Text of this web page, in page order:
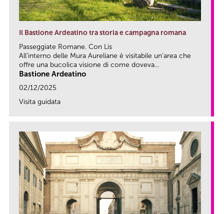
Il Bastione Ardeatino tra storia e campagna romana
Passeggiate Romane. Con Lis
All’interno delle Mura Aureliane è visitabile un’area che
offre una bucolica visione di come doveva...
Bastione Ardeatino
02/12/2025
Visita guidata